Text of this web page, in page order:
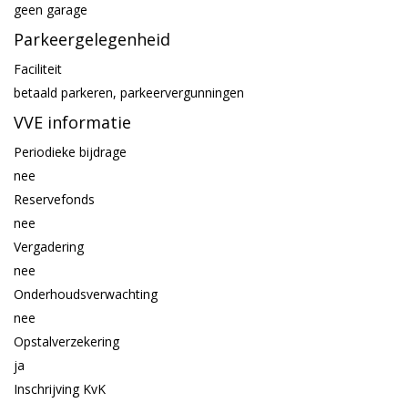
geen garage
Parkeergelegenheid
Faciliteit
betaald parkeren, parkeervergunningen
VVE informatie
Periodieke bijdrage
nee
Reservefonds
nee
Vergadering
nee
Onderhoudsverwachting
nee
Opstalverzekering
ja
Inschrijving KvK